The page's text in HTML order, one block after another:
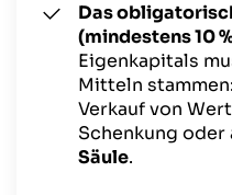
Das
(mindestens 10
Eigenkapitals
Mitteln
Verkauf von
Schenkung oder
Säule.